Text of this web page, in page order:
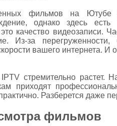
фильмов на Ютубе
однако здесь
качество видеозаписи.
Из-за перегруженности,
вашего интернета. И
стремительно растет.
приходят
Разберется даже
фильмов